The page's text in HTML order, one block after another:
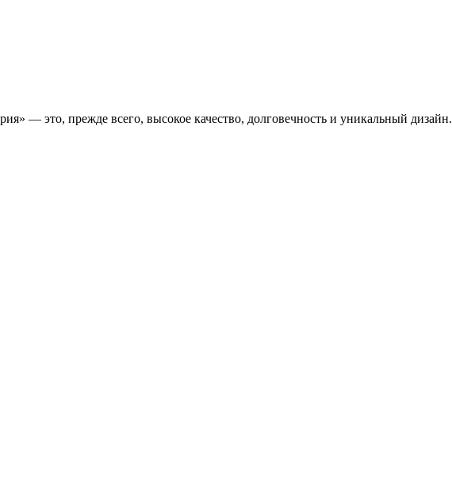
— это, прежде всего, высокое качество, долговечность и уникальный дизайн.